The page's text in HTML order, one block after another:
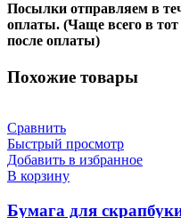
Посылки отправляем в
оплаты. (Чаще всего в
после оплаты)
Похожие товары
Сравнить
Быстрый просмотр
Добавить в избранное
В корзину
Бумага для